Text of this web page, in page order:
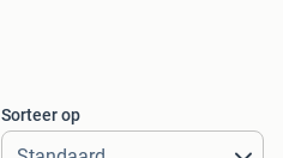
Sorteer op